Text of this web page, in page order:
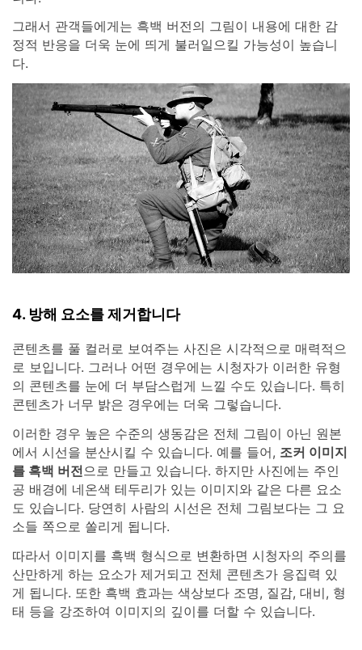
그래서 관객들에게는 흑백 버전의 그림이 내용에 대한 감
정적 반응을 더욱 눈에 띄게 불러일으킬 가능성이 높습니
다.
4. 방해 요소를 제거합니다
콘텐츠를 풀 컬러로 보여주는 사진은 시각적으로 매력적으
로 보입니다. 그러나 어떤 경우에는 시청자가 이러한 유형
의 콘텐츠를 눈에 더 부담스럽게 느낄 수도 있습니다. 특히
콘텐츠가 너무 밝은 경우에는 더욱 그렇습니다.
이러한 경우 높은 수준의 생동감은 전체 그림이 아닌 원본
에서 시선을 분산시킬 수 있습니다. 예를 들어, 조커 이미지
를 흑백 버전으로 만들고 있습니다. 하지만 사진에는 주인
공 배경에 네온색 테두리가 있는 이미지와 같은 다른 요소
도 있습니다. 당연히 사람의 시선은 전체 그림보다는 그 요
소들 쪽으로 쏠리게 됩니다.
따라서 이미지를 흑백 형식으로 변환하면 시청자의 주의를
산만하게 하는 요소가 제거되고 전체 콘텐츠가 응집력 있
게 됩니다. 또한 흑백 효과는 색상보다 조명, 질감, 대비, 형
태 등을 강조하여 이미지의 깊이를 더할 수 있습니다.